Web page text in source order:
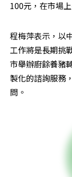
100元，在市場
程梅萍表示，以
工作將是長期挑
市舉辦廚餘養豬
製化的諮詢服務
問。